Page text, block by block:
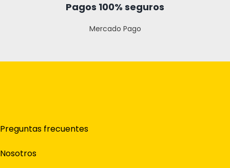
Pagos 100% seguros
Mercado Pago
Preguntas frecuentes
Nosotros